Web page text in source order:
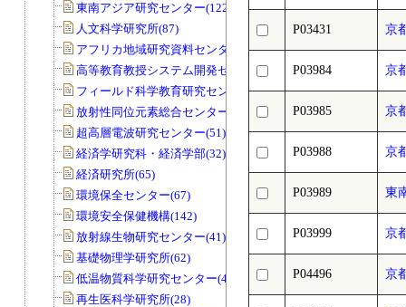
東南アジア研究センター(122)
人文科学研究所(87)
アフリカ地域研究資料センター(79)
高等教育教授システム開発センター(32)
フィールド科学教育研究センター(169)
放射性同位元素総合センター(83)
超高層電波研究センター(51)
経済学研究科・経済学部(32)
経済研究所(65)
環境保全センター(67)
環境安全保健機構(142)
放射線生物研究センター(41)
基礎物理学研究所(62)
低温物質科学研究センター(45)
再生医科学研究所(28)
P03431 京
P03984 京
P03985 京
P03988 京
P03989 東
P03999 京
P04496 京